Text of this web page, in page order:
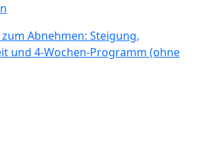
Abnehmen: Steigung,
und 4-Wochen-Programm (ohne